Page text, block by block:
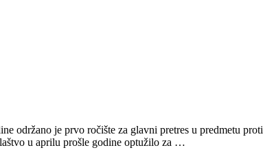
odr­ža­no je pr­vo ro­či­šte za glav­ni pre­tres u pred­me­tu
u apri­lu pro­šle go­di­ne op­tu­ži­lo za …